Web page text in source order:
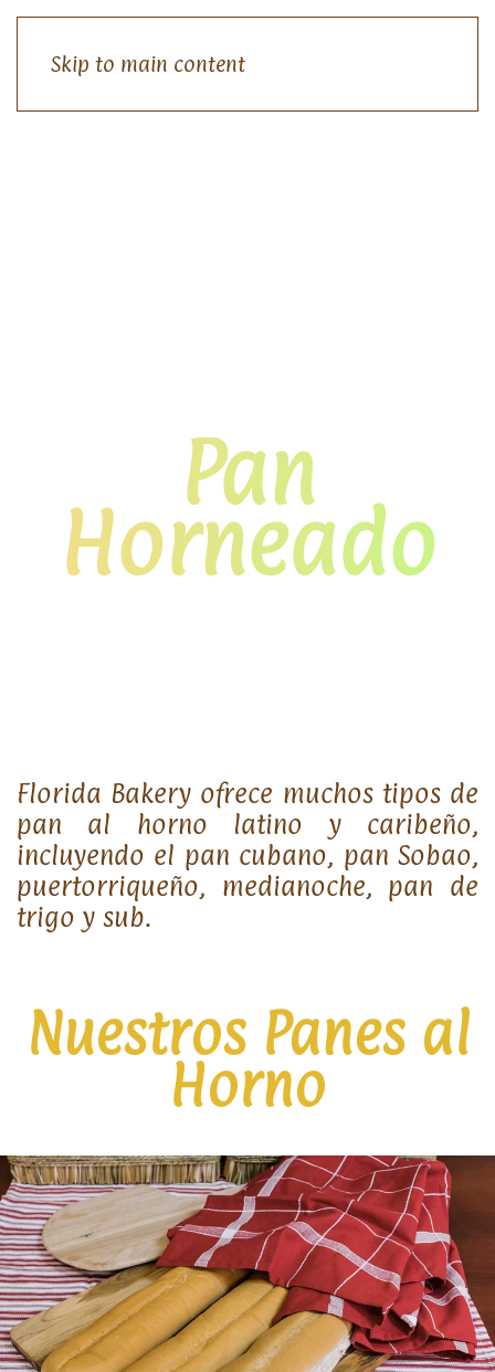
Skip to main content
Pan
Horneado
Florida Bakery ofrece muchos tipos de
pan al horno latino y caribeño,
incluyendo el pan cubano, pan Sobao,
puertorriqueño, medianoche, pan de
trigo y sub.
Nuestros Panes al
Horno